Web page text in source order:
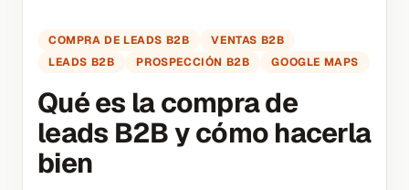
COMPRA DE LEADS B2B
VENTAS B2B
LEADS B2B
PROSPECCIÓN B2B GOOGLE MAPS
Qué es la compra de
leads B2B y cómo hacerla
bien